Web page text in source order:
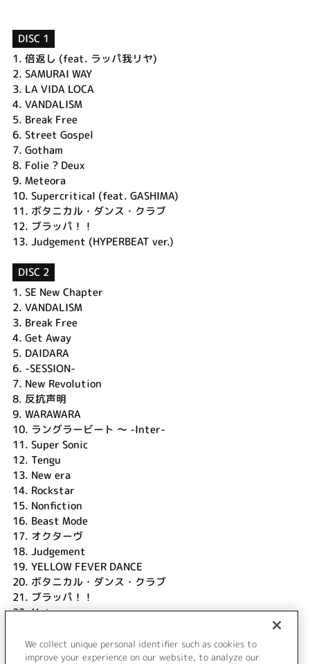
DISC 1
1. 倍返し (feat. ラッパ我リヤ)
2. SAMURAI WAY
3. LA VIDA LOCA
4. VANDALISM
5. Break Free
6. Street Gospel
7. Gotham
8. Folie ? Deux
9. Meteora
10. Supercritical (feat. GASHIMA)
11. ボタニカル・ダンス・クラブ
12. ブラッパ！！
13. Judgement (HYPERBEAT ver.)
DISC 2
1. SE New Chapter
2. VANDALISM
3. Break Free
4. Get Away
5. DAIDARA
6. -SESSION-
7. New Revolution
8. 反抗声明
9. WARAWARA
10. ラングラービート ～ -Inter-
11. Super Sonic
12. Tengu
13. New era
14. Rockstar
15. Nonfiction
16. Beast Mode
17. オクターヴ
18. Judgement
19. YELLOW FEVER DANCE
20. ボタニカル・ダンス・クラブ
21. ブラッパ！！
22.Meteora
24.PARADE
25. Prologue
We collect unique personal identifier such as cookies to
improve your experience on our website, to analyze our